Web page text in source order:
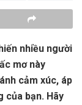
nhiều người
mơ này
cảm xúc, áp
của bạn. Hãy